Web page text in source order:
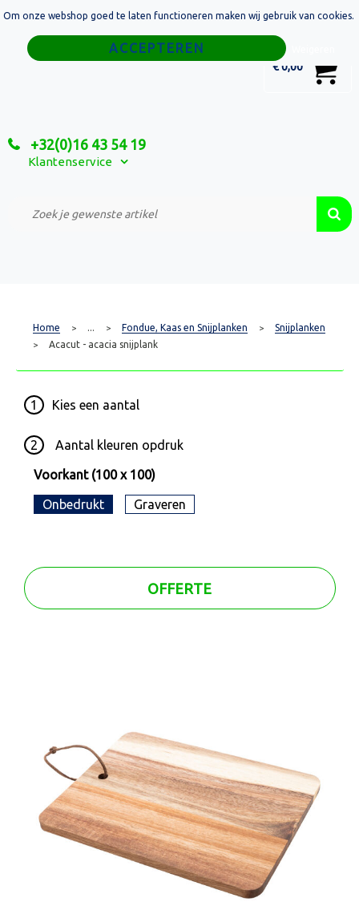
€ 0,00
+32(0)16 43 54 19
Klantenservice
Home
Relatiegeschenken
Custom Made Projecten
Home > ... > Fondue, Kaas en Snijplanken > Snijplanken
> Acacut - acacia snijplank
1 Kies een aantal
2 Aantal kleuren opdruk
Voorkant (100 x 100)
Onbedrukt Graveren
OFFERTE
Om onze webshop goed te laten functioneren maken wij gebruik van cookies.